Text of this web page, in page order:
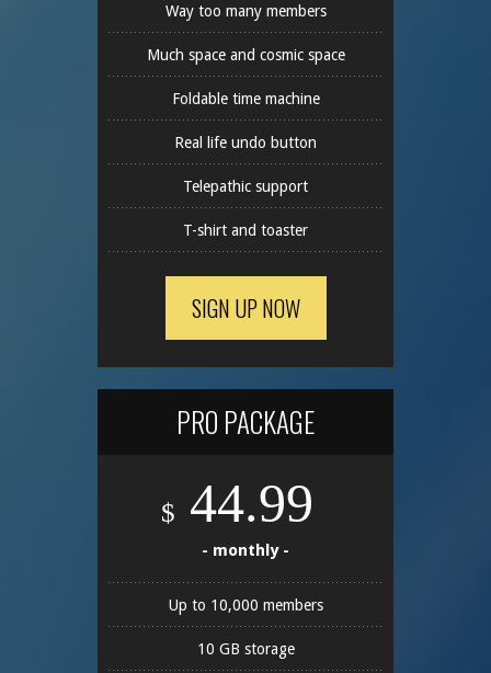
Way too many members
Much space and cosmic space
Foldable time machine
Real life undo button
Telepathic support
T-shirt and toaster
SIGN UP NOW
PRO PACKAGE
$ 44.99
- monthly -
Up to 10,000 members
10 GB storage